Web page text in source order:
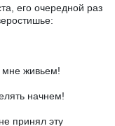
его очередной раз
мне живьем!
начнем!
принял эту